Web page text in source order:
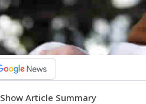
Show Article Summary